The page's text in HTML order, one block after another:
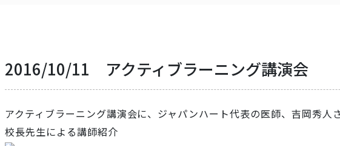
2016/10/11 アクティブラーニング講演会
アクティブラーニング講演会に、ジャパンハート代表の医師、吉岡秀人
校長先生による講師紹介